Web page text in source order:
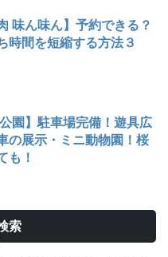
味ん味ん】予約できる？
時間を短縮する方法３
公園】駐車場完備！遊具広
の展示・ミニ動物園！桜
も！
索